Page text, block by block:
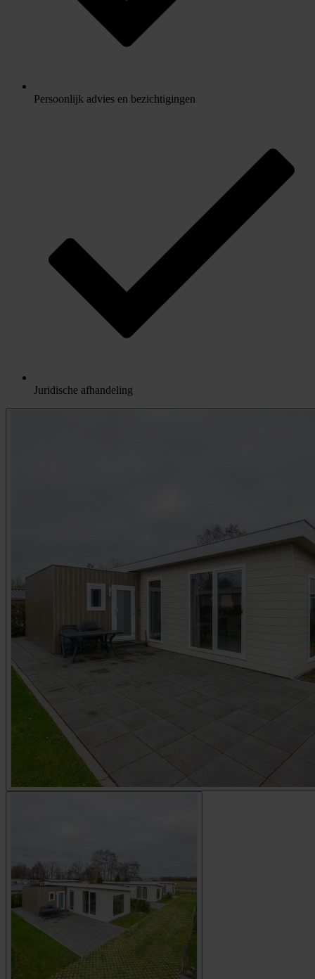
Persoonlijk advies en bezichtigingen
Juridische afhandeling